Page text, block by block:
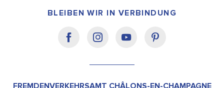
BLEIBEN WIR IN VERBINDUNG